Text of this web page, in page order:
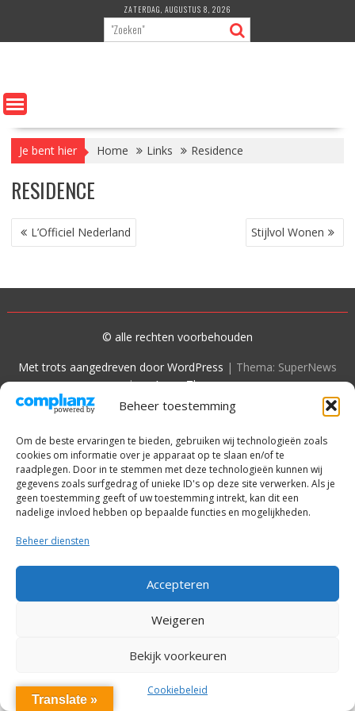
Beheer toestemming
Om de beste ervaringen te bieden, gebruiken wij technologieën zoals
cookies om informatie over je apparaat op te slaan en/of te
raadplegen. Door in te stemmen met deze technologieën kunnen wij
gegevens zoals surfgedrag of unieke ID's op deze site verwerken. Als je
geen toestemming geeft of uw toestemming intrekt, kan dit een
nadelige invloed hebben op bepaalde functies en mogelijkheden.
Beheer diensten
Accepteren
Weigeren
Bekijk voorkeuren
Cookiebeleid
de
ZATERDAG, AUGUSTUS 8, 2026
Je bent hier Home Links Residence
RESIDENCE
BERICHT
NAVIGATIE
L’Officiel Nederland Stijlvol Wonen
© alle rechten voorbehouden
Met trots aangedreven door WordPress | Thema: SuperNews
doorAcme Themes
Translate »